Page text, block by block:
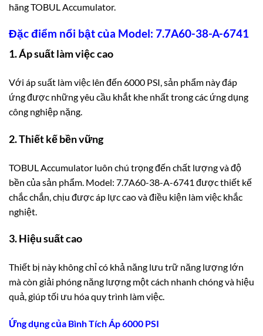
hãng TOBUL Accumulator.
Đặc điểm nổi bật của Model: 7.7A60-38-A-6741
1. Áp suất làm việc cao
Với áp suất làm việc lên đến 6000 PSI, sản phẩm này đáp
ứng được những yêu cầu khắt khe nhất trongcác ứng dụng
công nghiệp nặng.
2. Thiết kế bền vững
TOBUL Accumulator luôn chú trọng đến chất lượng và độ
bền của sản phẩm. Model: 7.7A60-38-A-6741 được thiết kế
chắc chắn, chịu được áp lực cao và điều kiện làm việc khắc
nghiệt.
3. Hiệu suất cao
Thiết bị này không chỉ có khả năng lưu trữ năng lượng lớn
mà còn giải phóng năng lượng một cách nhanh chóng và hiệu
quả,giúp tối ưu hóa quy trình làm việc.
Ứng dụng của Bình Tích Áp 6000 PSI